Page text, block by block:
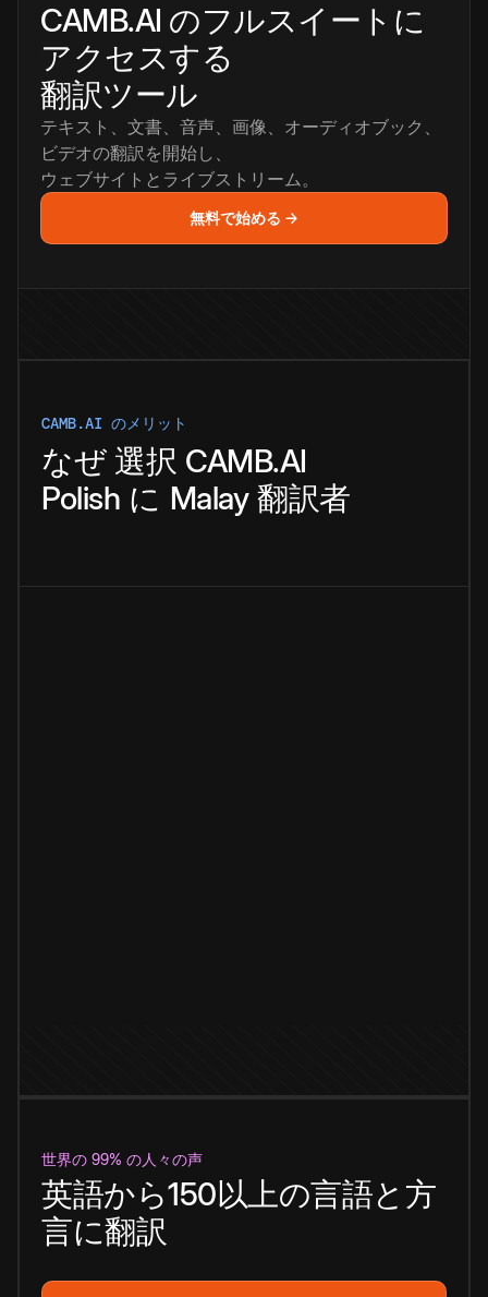
CAMB.AI のフルスイートに
アクセスする
翻訳ツール
テキスト、文書、音声、画像、オーディオブック、
ビデオの翻訳を開始し、
ウェブサイトとライブストリーム。
無料で始める →
CAMB.AI のメリット
なぜ 選択 CAMB.AI
Polish に Malay 翻訳者
世界の 99% の人々の声
英語から150以上の言語と方
言に翻訳